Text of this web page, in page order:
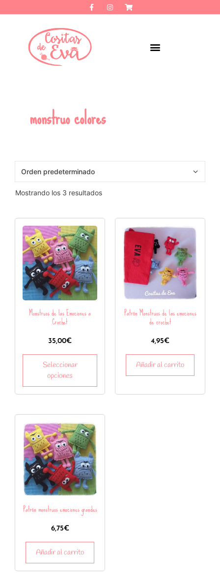
monstruo colores
Mostrando los 3 resultados
Monstruos de las Emociones a
Crochet
35,00€
Seleccionar
opciones
Patrón Monstruos de las emociones
de crochet
4,95€
Añadir al carrito
Patrón monstruos emociones grandes
6,75€
Añadir al carrito